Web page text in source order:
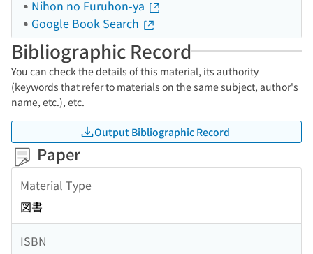
Nihon no Furuhon-ya
Google Book Search
Bibliographic Record
You can check the details of this material, its authority
(keywords that refer to materials on the same subject, author's
name, etc.), etc.
Output Bibliographic Record
Paper
Material Type
図書
ISBN